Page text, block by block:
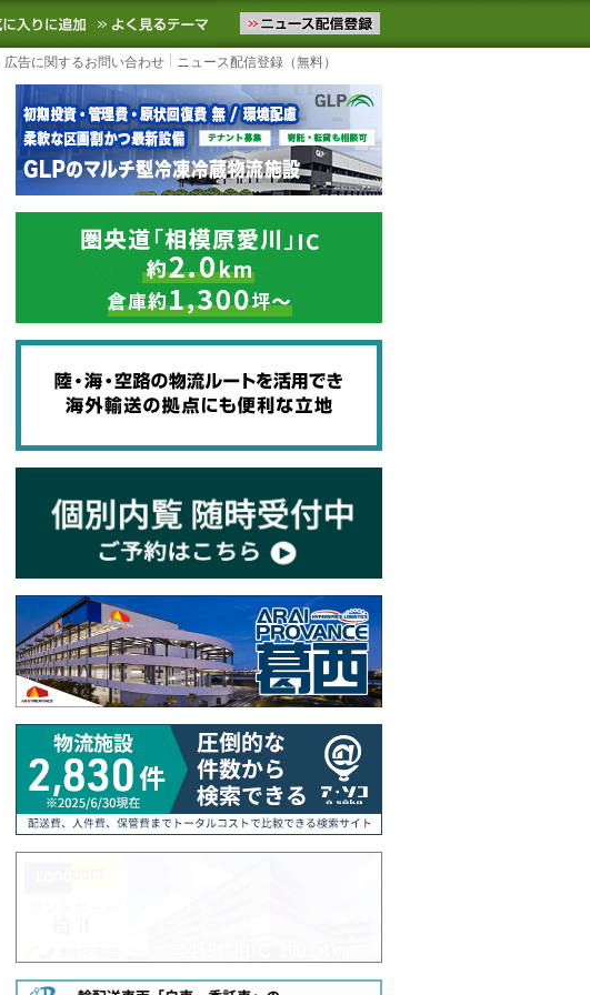
新の物流ニュースをお届けします。物流ニュースメール配信を登録す
お気に入りに追加 よく見るテーマ
広告に関するお問い合わせ ニュース配信登録（無料）